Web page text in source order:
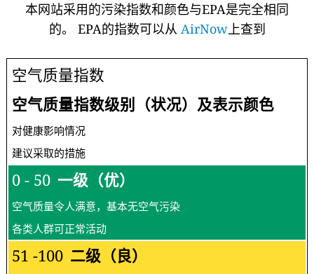
本网站采用的污染指数和颜色与EPA是完全相同
的。 EPA的指数可以从 AirNow上查到
空气质量指数
空气质量指数级别（状况）及表示颜色
对健康影响情况
建议采取的措施
0 - 50 一级（优）
空气质量令人满意，基本无空气污染
各类人群可正常活动
51 -100 二级（良）